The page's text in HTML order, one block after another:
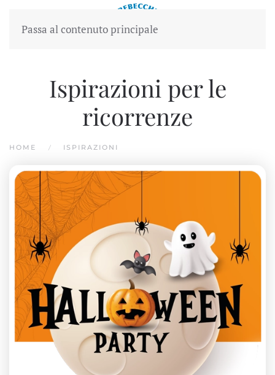
Passa al contenuto principale
Ispirazioni per le
ricorrenze
HOME ISPIRAZIONI